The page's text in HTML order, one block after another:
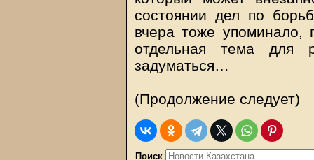
состоянии дел по
вчера тоже упоминало,
отдельная тема для
задуматься…
(Продолжение следует)
Поиск